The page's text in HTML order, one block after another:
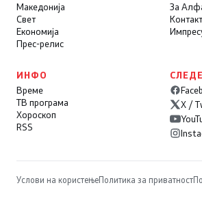
Македонија
Свет
Економија
Прес-релис
За
Контакт
ИНФО
Време
ТВ програма
Хороскоп
RSS
X /
Услови на користењеПолитика за приватност